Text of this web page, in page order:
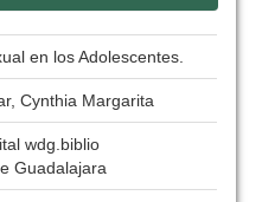
en los Adolescentes.
Cynthia Margarita
wdg.biblio
Guadalajara